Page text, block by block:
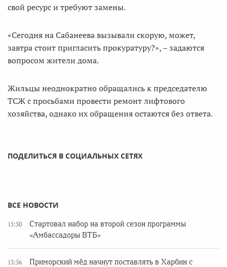
свой ресурс и требуют замены.
«Сегодня на Сабанеева вызывали скорую, может,
завтра стоит пригласить прокуратуру?», – задаются
вопросом жители дома.
Жильцы неоднократно обращались к председателю
ТСЖ с просьбами провести ремонт лифтового
хозяйства, однако их обращения остаются без ответа.
ПОДЕЛИТЬСЯ В СОЦИАЛЬНЫХ СЕТЯХ
ВСЕ НОВОСТИ
15:50
Стартовал набор на второй сезон программы
«Амбассадоры ВТБ»
13:56
Приморский мёд начнут поставлять в Харбин с